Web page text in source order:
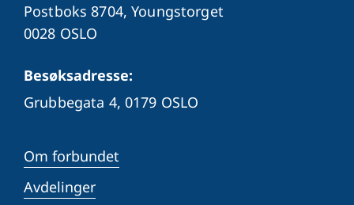
Postboks 8704, Youngstorget
0028 OSLO
Besøksadresse:
Grubbegata 4,0179 OSLO
Om forbundet
Avdelinger